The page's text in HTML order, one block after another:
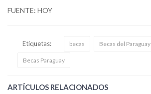
FUENTE: HOY
Etiquetas: becas Becas del Paraguay
Becas Paraguay
ARTÍCULOS RELACIONADOS